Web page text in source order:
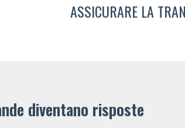
ASSICURARE LA
diventano risposte